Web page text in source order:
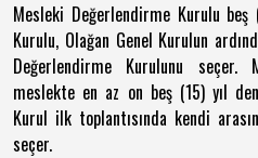
Mesleki Değerlendirme Kurulu
Kurulu, Olağan Genel Kurulun
Değerlendirme Kurulunu seçer.
meslekte en az on beş (15) yıl
Kurul ilk toplantısında kendi
seçer.